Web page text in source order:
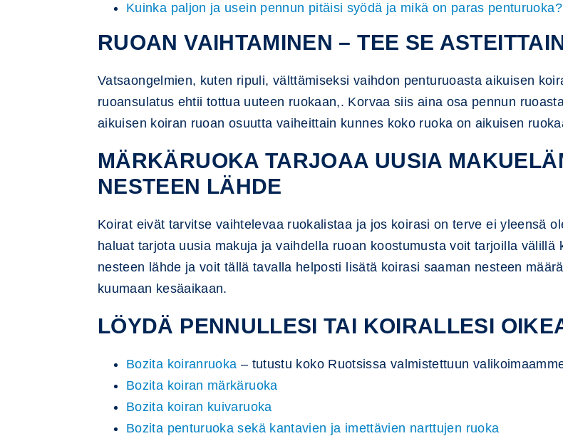
Kuinka paljon ja usein pennun pitäisi syödä ja mikä on paras penturuoka?
RUOAN VAIHTAMINEN – TEE SE
Vatsaongelmien, kuten ripuli, välttämiseksi vaihdon penturuoasta aikuisen
ruoansulatus ehtii tottua uuteen ruokaan,. Korvaa siis aina osa pennun
aikuisen koiran ruoan osuutta vaiheittain kunnes koko ruoka on aikuisen
MÄRKÄRUOKA TARJOAA UUSIA
NESTEEN LÄHDE
Koirat eivät tarvitse vaihtelevaa ruokalistaa ja jos koirasi on terve ei yleensä
haluat tarjota uusia makuja ja vaihdella ruoan koostumusta voit tarjoilla
nesteen lähde ja voit tällä tavalla helposti lisätä koirasi saaman nesteen
kuumaan kesäaikaan.
LÖYDÄ PENNULLESI TAI KOIRALLESI
Bozita koiranruoka – tutustu koko Ruotsissa valmistettuun
Bozita koiran märkäruoka
Bozita koiran kuivaruoka
Bozita penturuoka sekä kantavien ja imettävien narttujen ruoka